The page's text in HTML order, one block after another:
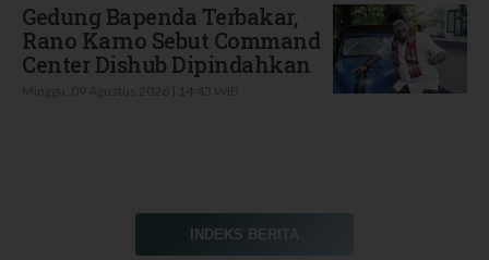
Gedung Bapenda Terbakar,
Rano Karno Sebut Command
Center Dishub Dipindahkan
INDEKS BERITA